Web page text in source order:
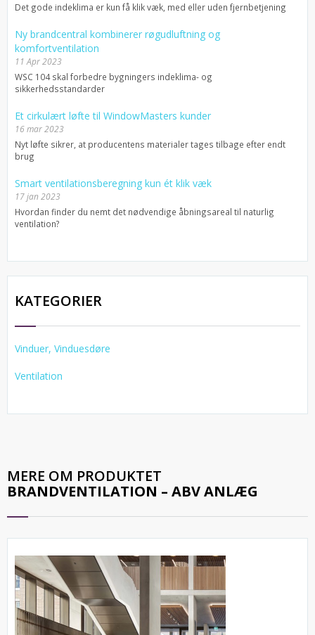
Det gode indeklima er kun få klik væk, med eller uden fjernbetjening
Ny brandcentral kombinerer røgudluftning og
komfortventilation
11 Apr 2023
WSC 104 skal forbedre bygningers indeklima- og
sikkerhedsstandarder
Et cirkulært løfte til WindowMasters kunder
16 mar 2023
Nyt løfte sikrer, at producentens materialer tages tilbage efter endt
brug
Smart ventilationsberegning kun ét klik væk
17 jan 2023
Hvordan finder du nemt det nødvendige åbningsareal til naturlig
ventilation?
KATEGORIER
Vinduer, Vinduesdøre
Ventilation
MERE OM PRODUKTET
BRANDVENTILATION – ABV ANLÆG